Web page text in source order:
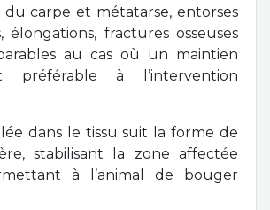
du carpe et métatarse, entorses
élongations, fractures osseuses
au cas où un maintien
préférable à l’intervention
dans le tissu suit la forme de
stabilisant la zone affectée
à l’animal de bouger